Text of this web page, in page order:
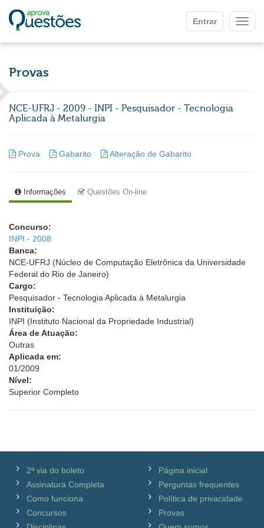
Entrar
Provas
NCE-UFRJ - 2009 - INPI - Pesquisador - Tecnologia
Aplicada à Metalurgia
Prova Gabarito Alteração de Gabarito
Informações Questões On-line
Concurso:
INPI - 2008
Banca:
NCE-UFRJ (Núcleo de Computação Eletrônica da Universidade
Federal do Rio de Janeiro)
Cargo:
Pesquisador - Tecnologia Aplicada à Metalurgia
Instituição:
INPI (Instituto Nacional da Propriedade Industrial)
Área de Atuação:
Outras
Aplicada em:
01/2009
Nível:
Superior Completo
2ª via do boleto
Assinatura Completa
Como funciona
Concursos
Página inicial
Perguntas frequentes
Política de privacidade
Provas